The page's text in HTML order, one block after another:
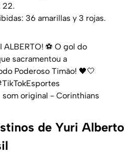
22.
36 amarillas y 3 rojas.
ALBERTO! ⚽ O gol do
sacramentou a
Poderoso Timão! 🖤🤍
original - Corinthians
de Yuri Alberto